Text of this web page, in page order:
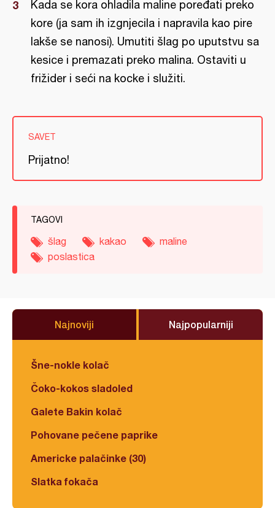
Kada se kora ohladila maline poređati preko
kore (ja sam ih izgnjecila i napravila kao pire
lakše se nanosi). Umutiti šlag po uputstvu sa
kesice i premazati preko malina. Ostaviti u
frižider i seći na kocke i služiti.
SAVET
Prijatno!
TAGOVI
šlag kakao
maline
poslastica
Najnoviji Najpopularniji
Šne-nokle kolač
Čoko-kokos sladoled
Galete Bakin kolač
Pohovane pečene paprike
Americke palačinke (30)
Slatka fokača